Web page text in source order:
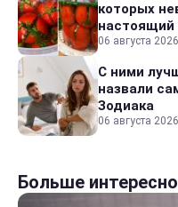
которых
настоящий
06 августа
С ними
назвали
Зодиака
06 августа
Больше